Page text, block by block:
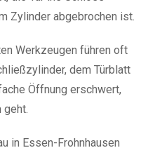
Zylinder abgebrochen ist.
Werkzeugen führen oft
dem Türblatt
Öffnung erschwert,
in Essen-Frohnhausen